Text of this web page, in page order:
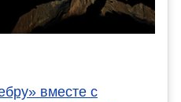
вместе с